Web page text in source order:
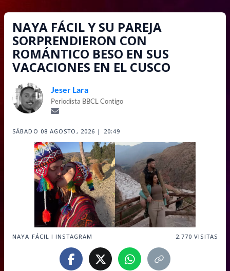
NAYA FÁCIL Y SU PAREJA
SORPRENDIERON CON
ROMÁNTICO BESO EN SUS
VACACIONES EN EL CUSCO
Jeser Lara
Periodista BBCL Contigo
SÁBADO 08 AGOSTO, 2026 | 20:49
NAYA FÁCIL I INSTAGRAM 2,770 VISITAS